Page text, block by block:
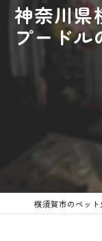
神奈川県
プードル